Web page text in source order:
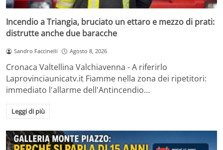
Incendio a Triangia, bruciato un ettaro e mezzo di prati:
distrutte anche due baracche
Sandro Faccinelli Agosto 8, 2026
Cronaca Valtellina Valchiavenna - A riferirlo
Laprovinciaunicatv.it Fiamme nella zona dei ripetitori:
immediato l'allarme dell'Antincendio…
Leggi di più